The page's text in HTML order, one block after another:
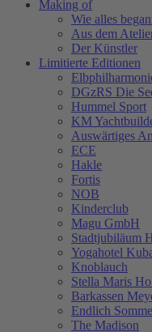
Making of
Wie alles
Aus dem
Der Künstler
Limitierte Editionen
DGzRS Die
Hummel Sport
KM
Auswärtiges
ECE
Hakle
Fortis
NOB
Kinderclub
Magu GmbH
Stadtjubiläum
Yogahotel
Knoblauch
Stella Maris
Barkassen
Endlich
The Madison